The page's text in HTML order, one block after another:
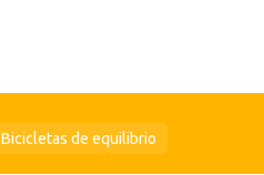
Bicicletas de equilibrio